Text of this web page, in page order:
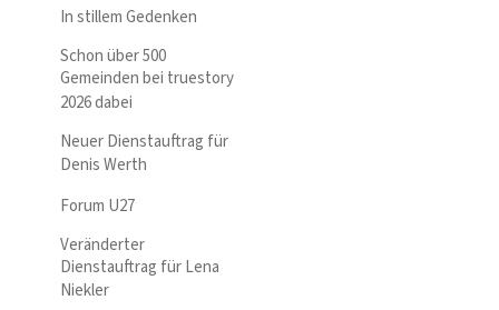
In stillem Gedenken
Schon über 500
Gemeinden bei truestory
2026 dabei
Neuer Dienstauftrag für
Denis Werth
Forum U27
Veränderter
Dienstauftrag für Lena
Niekler